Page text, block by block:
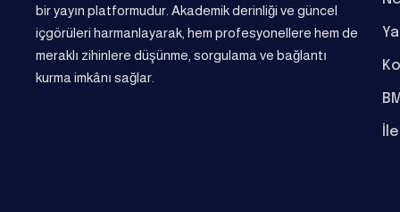
bir yayın platformudur. Akademik derinliği ve güncel
içgörüleri harmanlayarak, hem profesyonellere hem de
meraklı zihinlere düşünme, sorgulama ve bağlantı
kurma imkânı sağlar.